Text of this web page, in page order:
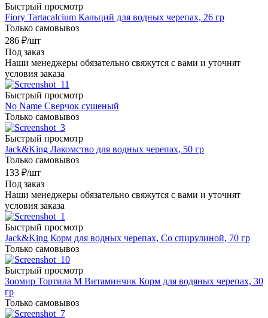
Быстрый просмотр
Fiory Tartacalcium Кальций для водных черепах, 26 гр
Только самовывоз
286 ₽/шт
Под заказ
Наши менеджеры обязательно свяжутся с вами и уточнят
условия заказа
Быстрый просмотр
No Name Сверчок сушеный
Только самовывоз
Быстрый просмотр
Jack&King Лакомство для водных черепах, 50 гр
Только самовывоз
133 ₽/шт
Под заказ
Наши менеджеры обязательно свяжутся с вами и уточнят
условия заказа
Быстрый просмотр
Jack&King Корм для водных черепах, Со спирулиной, 70 гр
Только самовывоз
Быстрый просмотр
Зоомир Тортила М Витаминчик Корм для водяных черепах, 30
гр
Только самовывоз